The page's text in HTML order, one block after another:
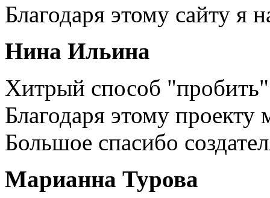
Благодаря этому сайту я
Нина Ильина
Хитрый способ
Благодаря этому
Большое спасибо
Марианна Турова